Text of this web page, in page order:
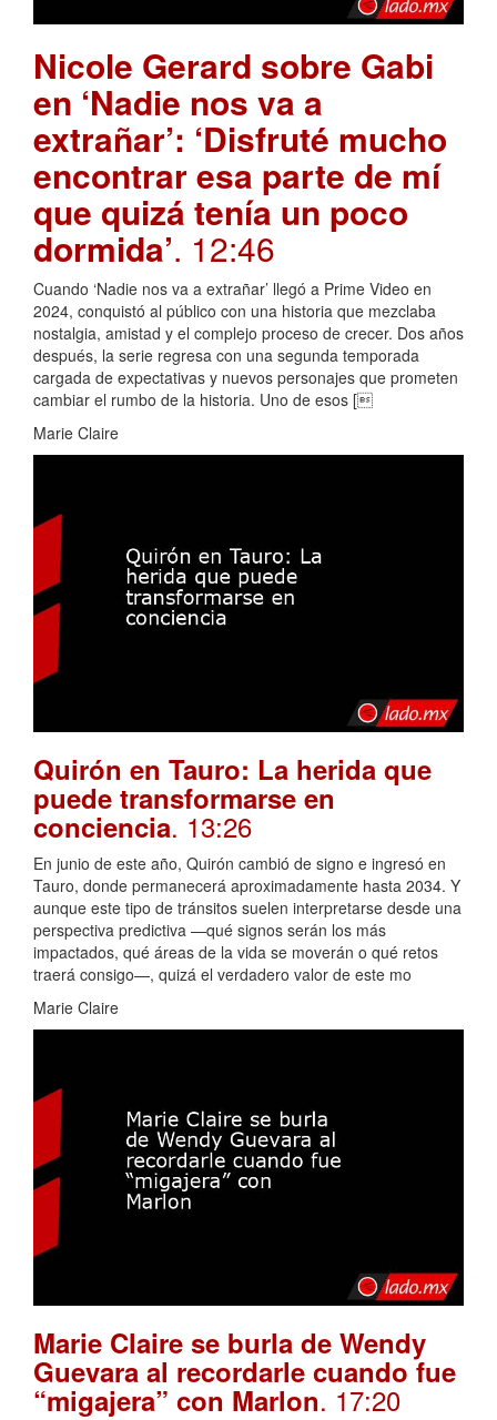
Nicole Gerard sobre Gabi
en ‘Nadie nos va a
extrañar’: ‘Disfruté mucho
encontrar esa parte de mí
que quizá tenía un poco
dormida’. 12:46
Cuando ‘Nadie nos va a extrañar’ llegó a Prime Video en
2024, conquistó al público con una historia que mezclaba
nostalgia, amistad y el complejo proceso de crecer. Dos años
después, la serie regresa con una segunda temporada
cargada de expectativas y nuevos personajes que prometen
cambiar el rumbo de la historia. Uno de esos [
Marie Claire
Quirón en Tauro: La herida que
puede transformarse en
conciencia. 13:26
En junio de este año, Quirón cambió de signo e ingresó en
Tauro, donde permanecerá aproximadamente hasta 2034. Y
aunque este tipo de tránsitos suelen interpretarse desde una
perspectiva predictiva —qué signos serán los más
impactados, qué áreas de la vida se moverán o qué retos
traerá consigo—, quizá el verdadero valor de este mo
Marie Claire
Marie Claire se burla de Wendy
Guevara al recordarle cuando fue
“migajera” con Marlon. 17:20